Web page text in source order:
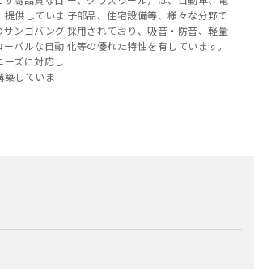
供していま
サンゴバング
ーバルな自動
ーズに対応し
築していま
子部品、住宅設備等、様々な分野で
採用されており、吸音・防音、軽量
化等の優れた特性を有しています。